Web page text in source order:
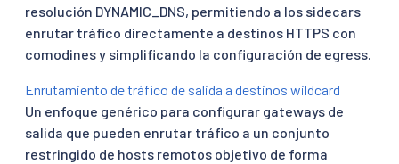
resolución DYNAMIC_DNS, permitiendo a los sidecars
enrutar tráfico directamente a destinos HTTPS con
comodines y simplificando la configuración de egress.
Enrutamiento de tráfico de salida a destinos wildcard
Un enfoque genérico para configurar gateways de
salida que pueden enrutar tráfico a un conjunto
restringido de hosts remotos objetivo de forma